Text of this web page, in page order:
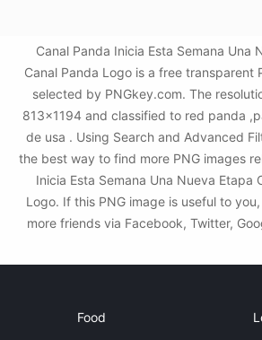
Canal Panda Inicia Esta Semana Una
Canal Panda Logo is a free transparent
selected by PNGkey.com. The
813x1194 and classified to red panda
de usa . Using Search and Advanced
the best way to find more PNG images
Inicia Esta Semana Una Nueva Etapa
Logo. If this PNG image is useful to
more friends via Facebook, Twitter,
Food